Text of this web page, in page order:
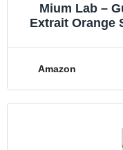
Mium Lab –
Extrait Orange
Amazon